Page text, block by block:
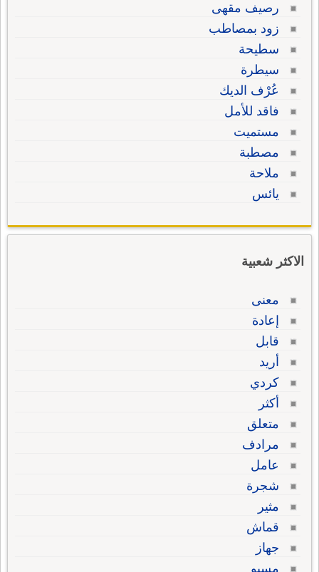
رصيف مقهى
زود بمصاطب
سطيحة
سيطرة
عُرْف الديك
فاقد للأمل
مستميت
مصطبة
ملاحة
يائس
الاكثر شعبية
معنى
إعادة
قابل
أريد
كردي
أكثر
متعلق
مرادف
عامل
شجرة
مثير
قماش
جهاز
مسيو